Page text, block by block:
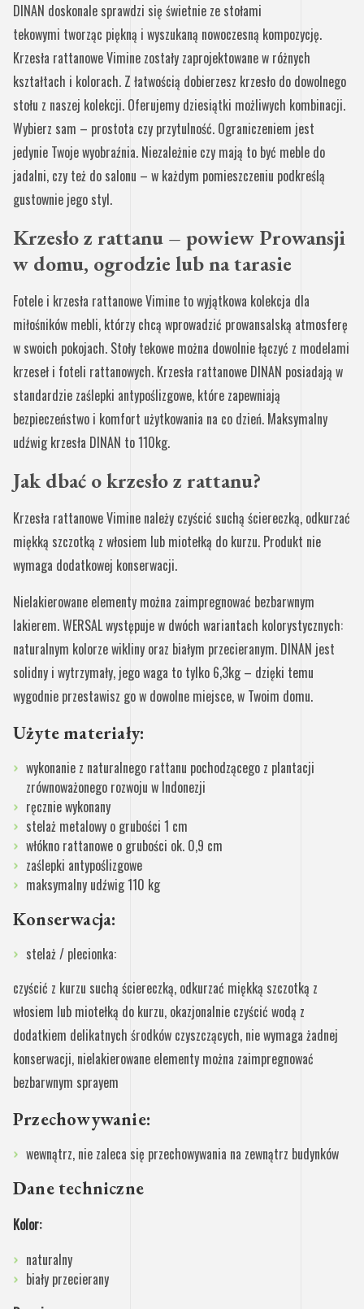
DINAN doskonale sprawdzi się świetnie ze stołami
tekowymi tworząc piękną i wyszukaną nowoczesną kompozycję.
Krzesła rattanowe Vimine zostały zaprojektowane w różnych
kształtach i kolorach. Z łatwością dobierzesz krzesło do dowolnego
stołu z naszej kolekcji. Oferujemy dziesiątki możliwych kombinacji.
Wybierz sam – prostota czy przytulność. Ograniczeniem jest
jedynie Twoje wyobraźnia. Niezależnie czy mają to być meble do
jadalni, czy też do salonu – w każdym pomieszczeniu podkreślą
gustownie jego styl.
Krzesło z rattanu – powiew Prowansji
w domu, ogrodzie lub na tarasie
Fotele i krzesła rattanowe Vimine to wyjątkowa kolekcja dla
miłośników mebli, którzy chcą wprowadzić prowansalską atmosferę
w swoich pokojach. Stoły tekowe można dowolnie łączyć z modelami
krzeseł i foteli rattanowych. Krzesła rattanowe DINAN posiadają w
standardzie zaślepki antypoślizgowe, które zapewniają
bezpieczeństwo i komfort użytkowania na co dzień. Maksymalny
udźwig krzesła DINAN to 110kg.
Jak dbać o krzesło z rattanu?
Krzesła rattanowe Vimine należy czyścić suchą ściereczką, odkurzać
miękką szczotką z włosiem lub miotełką do kurzu. Produkt nie
wymaga dodatkowej konserwacji.
Nielakierowane elementy można zaimpregnować bezbarwnym
lakierem. WERSAL występuje w dwóch wariantach kolorystycznych:
naturalnym kolorze wikliny oraz białym przecieranym. DINAN jest
solidny i wytrzymały, jego waga to tylko 6,3kg – dzięki temu
wygodnie przestawisz go w dowolne miejsce, w Twoim domu.
Użyte materiały:
wykonanie z naturalnego rattanu pochodzącego z plantacji
zrównoważonego rozwoju w Indonezji
ręcznie wykonany
stelaż metalowy o grubości 1 cm
włókno rattanowe o grubości ok. 0,9 cm
zaślepki antypoślizgowe
maksymalny udźwig 110 kg
Konserwacja:
stelaż / plecionka:
czyścić z kurzu suchą ściereczką, odkurzać miękką szczotką z
włosiem lub miotełką do kurzu, okazjonalnie czyścić wodą z
dodatkiem delikatnych środków czyszczących, nie wymaga żadnej
konserwacji, nielakierowane elementy można zaimpregnować
bezbarwnym sprayem
Przechowywanie:
wewnątrz, nie zaleca się przechowywania na zewnątrz budynków
Dane techniczne
Kolor:
naturalny
biały przecierany